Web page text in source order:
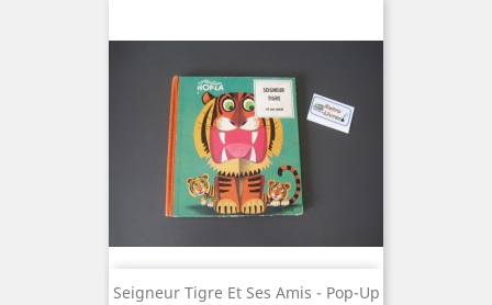
Seigneur Tigre Et Ses Amis - Pop-Up